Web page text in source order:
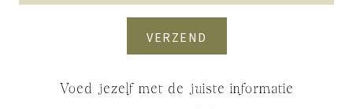
VERZEND
Voed jezelf met de juiste informatie